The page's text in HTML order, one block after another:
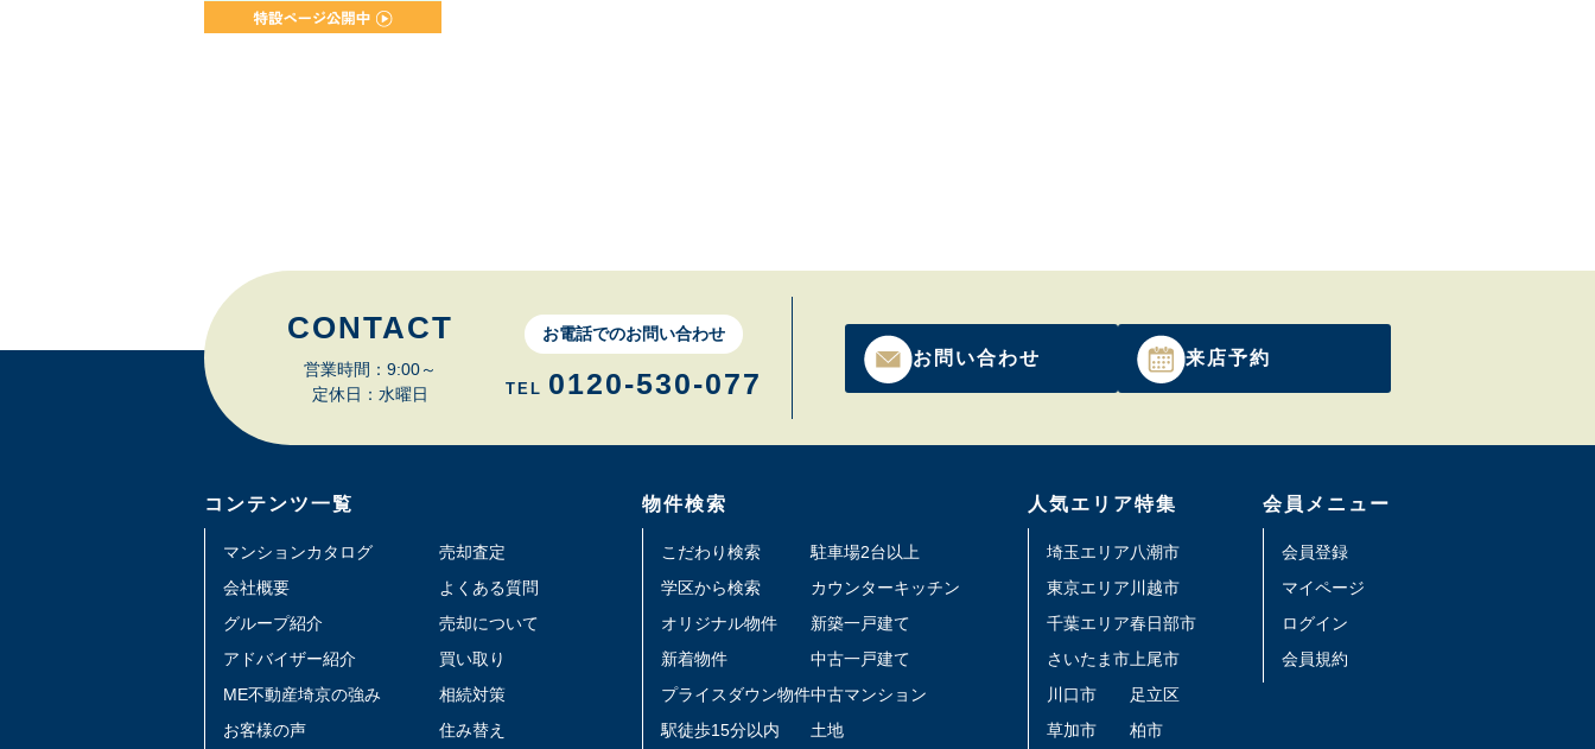
CONTACT
営業時間：9:00～
定休日：水曜日
お電話でのお問い合わせ
TEL 0120-530-077
お問い合わせ 来店予約
コンテンツ一覧
マンションカタログ
会社概要
グループ紹介
アドバイザー紹介
ME不動産埼京の強み
お客様の声
売却査定
よくある質問
売却について
買い取り
相続対策
住み替え
物件検索
こだわり検索
学区から検索
オリジナル物件
新着物件
プライスダウン物件
駅徒歩15分以内
駐車場2台以上
カウンターキッチン
新築一戸建て
中古一戸建て
中古マンション
土地
人気エリア特集
埼玉エリア
東京エリア
千葉エリア
さいたま市
川口市
草加市
八潮市
川越市
春日部市
上尾市
足立区
柏市
会員メニュー
会員登録
マイページ
ログイン
会員規約